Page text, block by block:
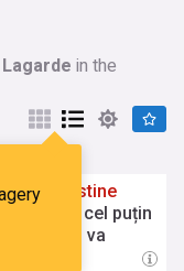
in the
Christine
funcție cel puțin
că va
Franța